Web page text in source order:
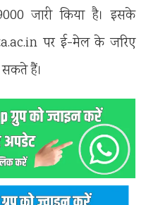
जारी किया है। इसके
पर ई-मेल के जरिए
हैं।